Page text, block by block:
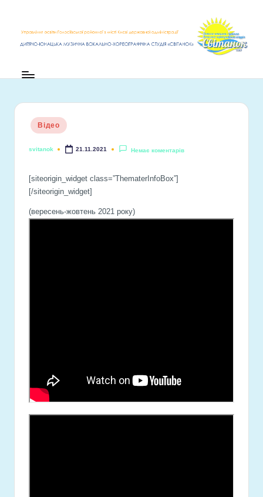
Опубліковано
Відео
Опубліковано
svitanok 21.11.2021 Немає коментарів
[siteorigin_widget class=”ThematerInfoBox”]
[/siteorigin_widget]
(вересень-жовтень 2021 року)